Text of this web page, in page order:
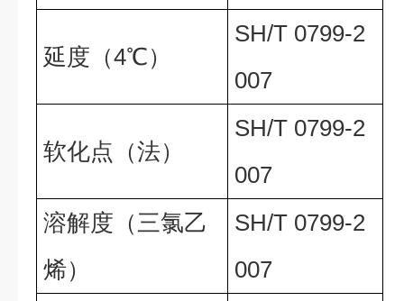
延度（4℃）
SH/T 0799-2
007
软化点（法）
SH/T 0799-2
007
溶解度（三氯乙
烯）
SH/T 0799-2
007